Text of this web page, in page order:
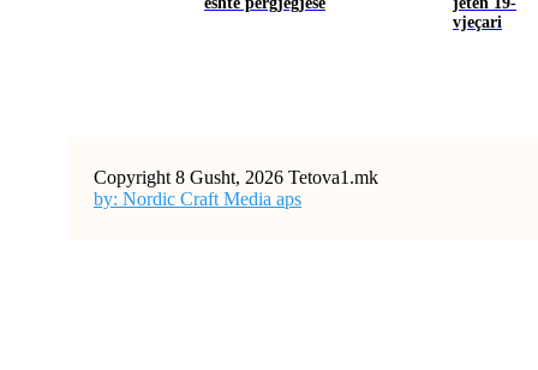
vjeçari
Copyright 8 Gusht, 2026 Tetova1.mk
by: Nordic Craft Media aps